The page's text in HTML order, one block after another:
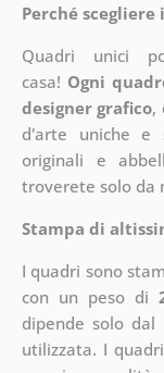
Perché
Quadri unici
casa! Ogni
designer grafico,
d'arte uniche e
originali e
troverete solo da
Stampa di
I quadri sono
con un peso di
dipende solo
utilizzata. I